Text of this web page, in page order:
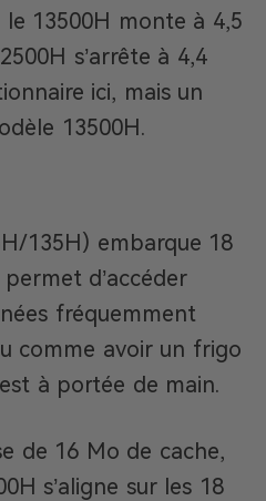
13500H monte à 4,5
s’arrête à 4,4
ici, mais un
13500H.
135H) embarque 18
d’accéder
fréquemment
comme avoir un frigo
à portée de main.
de 16 Mo de cache,
s’aligne sur les 18